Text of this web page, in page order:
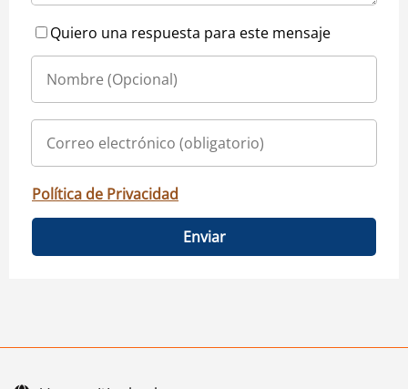
Quiero una respuesta para este mensaje
Política de Privacidad
Enviar